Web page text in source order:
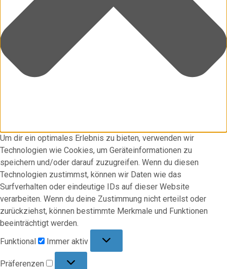
Um dir ein optimales Erlebnis zu bieten, verwenden wir
Technologien wie Cookies, um Geräteinformationen zu
speichern und/oder darauf zuzugreifen. Wenn du diesen
Technologien zustimmst, können wir Daten wie das
Surfverhalten oder eindeutige IDs auf dieser Website
verarbeiten. Wenn du deine Zustimmung nicht erteilst oder
zurückziehst, können bestimmte Merkmale und Funktionen
beeinträchtigt werden.
Funktional
Immer aktiv
Präferenzen